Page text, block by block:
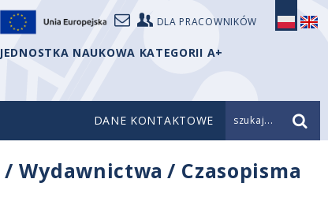
DLA PRACOWNIKÓW
JEDNOSTKA NAUKOWA KATEGORII A+
DANE KONTAKTOWE szukaj...
/Wydawnictwa / Czasopisma